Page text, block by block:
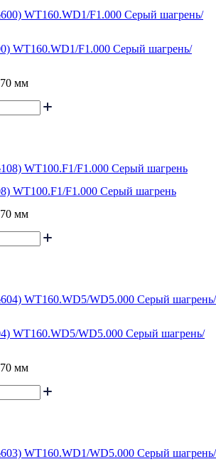
WT160.WD1/F1.000 Серый шагрень/
мм
WT100.F1/F1.000 Серый шагрень
мм
WT160.WD5/WD5.000 Серый шагрень/
мм